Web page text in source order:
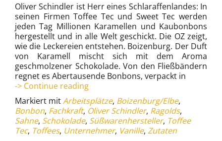
Oliver Schindler ist Herr eines Schlaraffenlandes: In
seinen Firmen Toffee Tec und Sweet Tec werden
jeden Tag Millionen Karamellen und Kaubonbons
hergestellt und in alle Welt geschickt. Die OZ zeigt,
wie die Leckereien entstehen. Boizenburg. Der Duft
von Karamell mischt sich mit dem Aroma
geschmolzener Schokolade. Von den Fließbändern
regnet es Abertausende Bonbons, verpackt in
-> Continue readingTausend
Tonnen
Toffees
von
Mecklenburgs
Bonbon-
Markiert mitArbeitsplätze, Boizenburg/Elbe,
Bonbon, Fachkraft, Oliver Schindler, Ragolds,
Sahne, Schokolade, Süßwarenhersteller, Toffee
Tec, Toffees, Unternehmer, Vanille, Zutaten